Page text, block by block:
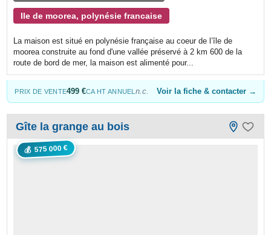
Ile de moorea, polynésie francaise
La maison est situé en polynésie française au coeur de l’île de
moorea construite au fond d'une vallée préservé à 2 km 600 de la
route de bord de mer, la maison est alimenté pour...
PRIX DE VENTE499 €CA HT ANNUEL n.c. Voir la fiche & contacter →
💰 575 000 €
Gîte la grange au bois